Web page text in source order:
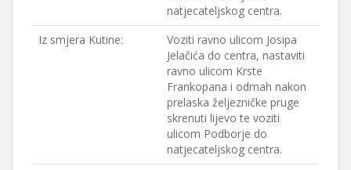
natjecateljskog centra.
Iz smjera Kutine:
Voziti ravno ulicom Josipa
Jelačića do centra, nastaviti
ravno ulicom Krste
Frankopana i odmah nakon
prelaska željezničke pruge
skrenuti lijevo te voziti
ulicom Podborje do
natjecateljskog centra.